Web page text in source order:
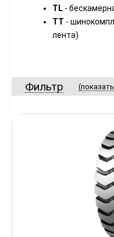
TL -
TT -
лента)
Фильтр